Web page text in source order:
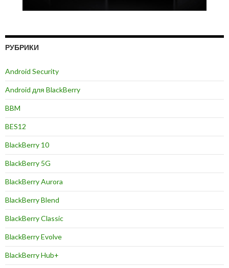
РУБРИКИ
Android Security
Android для BlackBerry
BBM
BES12
BlackBerry 10
BlackBerry 5G
BlackBerry Aurora
BlackBerry Blend
BlackBerry Classic
BlackBerry Evolve
BlackBerry Hub+